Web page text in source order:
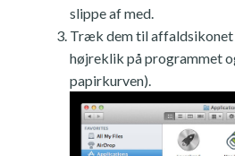
slippe af med.
Træk dem til
højreklik på programmet
papirkurven).